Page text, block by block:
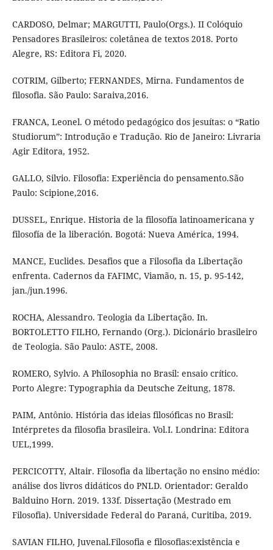
CARDOSO, Delmar; MARGUTTI, Paulo(Orgs.). II Colóquio
Pensadores Brasileiros: coletânea de textos 2018. Porto
Alegre, RS: Editora Fi, 2020.
COTRIM, Gilberto; FERNANDES, Mirna. Fundamentos de
filosofia. São Paulo: Saraiva,2016.
FRANCA, Leonel. O método pedagógico dos jesuítas: o “Ratio
Studiorum”: Introdução e Tradução. Rio de Janeiro: Livraria
Agir Editora, 1952.
GALLO, Silvio. Filosofia: Experiência do pensamento.São
Paulo: Scipione,2016.
DUSSEL, Enrique. Historia de la filosofía latinoamericana y
filosofía de la liberación. Bogotá: Nueva América, 1994.
MANCE, Euclides. Desafios que a Filosofia da Libertação
enfrenta. Cadernos da FAFIMC, Viamão, n. 15, p. 95-142,
jan./jun.1996.
ROCHA, Alessandro. Teologia da Libertação. In.
BORTOLETTO FILHO, Fernando (Org.). Dicionário brasileiro
de Teologia. São Paulo: ASTE, 2008.
ROMERO, Sylvio. A Philosophia no Brasil: ensaio crítico.
Porto Alegre: Typographia da Deutsche Zeitung, 1878.
PAIM, Antônio. História das ideias filosóficas no Brasil:
Intérpretes da filosofia brasileira. Vol.I. Londrina: Editora
UEL,1999.
PERCICOTTY, Altair. Filosofia da libertação no ensino médio:
análise dos livros didáticos do PNLD. Orientador: Geraldo
Balduino Horn. 2019. 133f. Dissertação (Mestrado em
Filosofia). Universidade Federal do Paraná, Curitiba, 2019.
SAVIAN FILHO, Juvenal.Filosofia e filosofias:existência e